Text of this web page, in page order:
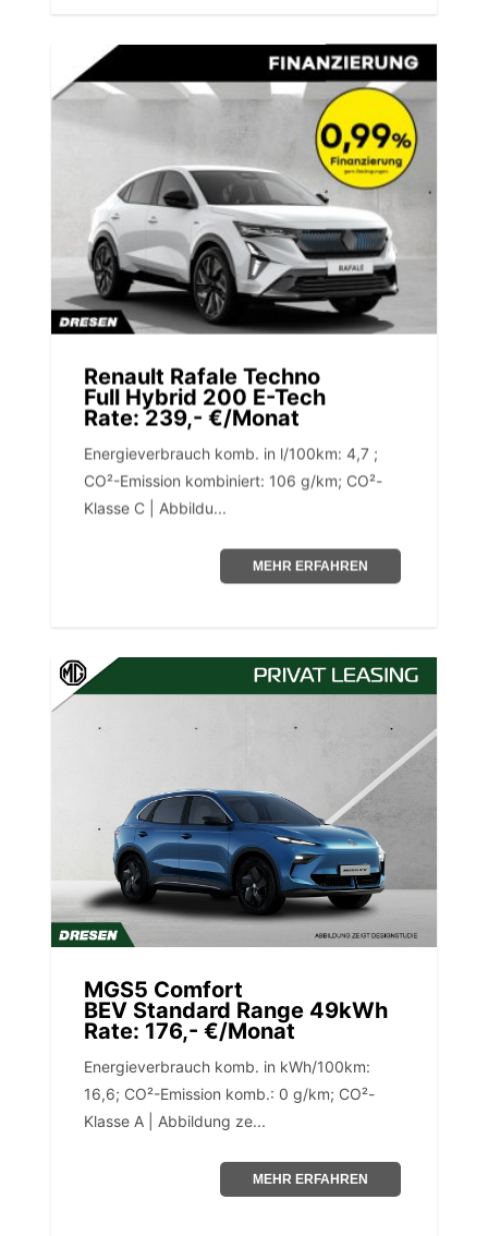
Renault Rafale Techno
Full Hybrid 200 E-Tech
Rate: 239,- €/Monat
Energieverbrauch komb. in l/100km: 4,7 ;
CO²-Emission kombiniert: 106 g/km; CO²-
Klasse C | Abbildu...
MEHR ERFAHREN
MGS5 Comfort
BEV Standard Range 49kWh
Rate: 176,- €/Monat
Energieverbrauch komb. in kWh/100km:
16,6; CO²-Emission komb.: 0 g/km; CO²-
Klasse A | Abbildung ze...
MEHR ERFAHREN